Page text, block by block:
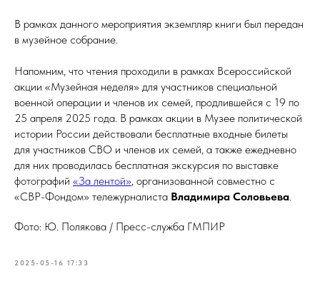
В рамках данного мероприятия экземпляр книги был передан
в музейное собрание.
Напомним, что чтения проходили в рамках Всероссийской
акции «Музейная неделя» для участников специальной
военной операции и членов их семей, продлившейся с 19 по
25 апреля 2025 года. В рамках акции в Музее политической
истории России действовали бесплатные входные билеты
для участников СВО и членов их семей, а также ежедневно
для них проводилась бесплатная экскурсия по выставке
фотографий «За лентой», организованной совместно с
«СВР-Фондом» тележурналиста Владимира Соловьева.
Фото: Ю. Полякова / Пресс-служба ГМПИР
2025-05-16 17:33